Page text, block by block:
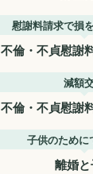
慰謝料請求で損
不倫・不貞慰謝
減額
不倫・不貞慰謝
子供のために
離婚